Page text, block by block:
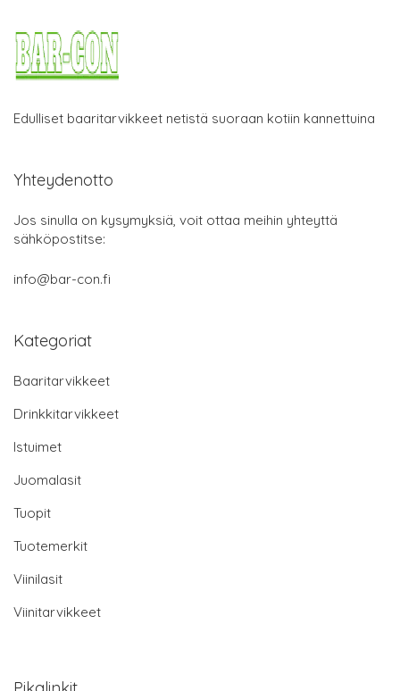
Edulliset baaritarvikkeet netistä suoraan kotiin kannettuina
Yhteydenotto
Jos sinulla on kysymyksiä, voit ottaa meihin yhteyttä
sähköpostitse:
info@bar-con.fi
Kategoriat
Baaritarvikkeet
Drinkkitarvikkeet
Istuimet
Juomalasit
Tuopit
Tuotemerkit
Viinilasit
Viinitarvikkeet